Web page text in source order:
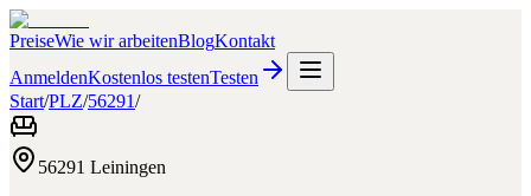
PreiseWie wir arbeitenBlogKontakt
AnmeldenKostenlos testenTesten
Start/PLZ/56291/
56291 Leiningen